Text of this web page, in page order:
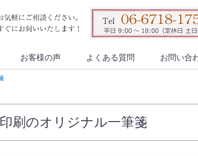
お客様の声 よくある質問 お問い合
刷のオリジナル一筆箋